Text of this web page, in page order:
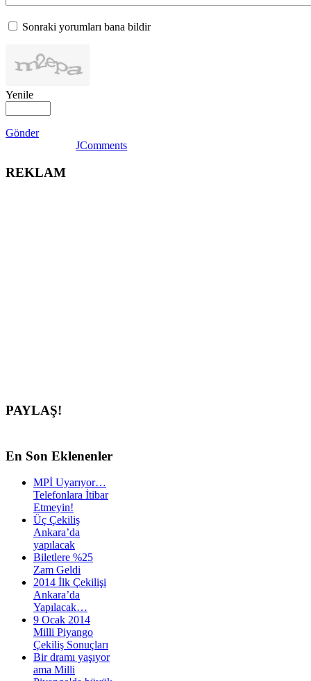
Sonraki yorumları bana bildir
Yenile
Gönder
JComments
REKLAM
PAYLAŞ!
En Son Eklenenler
MPİ Uyarıyor…
Telefonlara İtibar
Etmeyin!
Üç Çekiliş
Ankara’da
yapılacak
Biletlere %25
Zam Geldi
2014 İlk Çekilişi
Ankara’da
Yapılacak…
9 Ocak 2014
Milli Piyango
Çekiliş Sonuçları
Bir dramı yaşıyor
ama Milli